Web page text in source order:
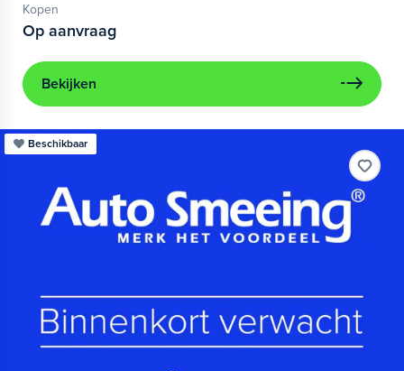
Kopen
Op aanvraag
Bekijken
Beschikbaar